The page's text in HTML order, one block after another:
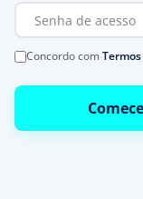
Concordo comTermos